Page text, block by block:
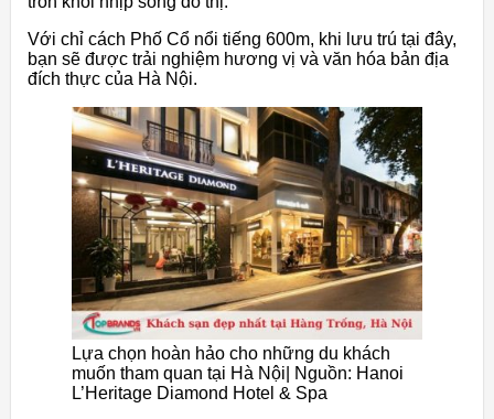
Với chỉ cách Phố Cổ nổi tiếng 600m, khi lưu trú tại đây,
bạn sẽ được trải nghiệm hương vị và văn hóa bản địa
đích thực của Hà Nội.
Lựa chọn hoàn hảo cho những du khách
muốn tham quan tại Hà Nội| Nguồn: Hanoi
L’Heritage Diamond Hotel & Spa